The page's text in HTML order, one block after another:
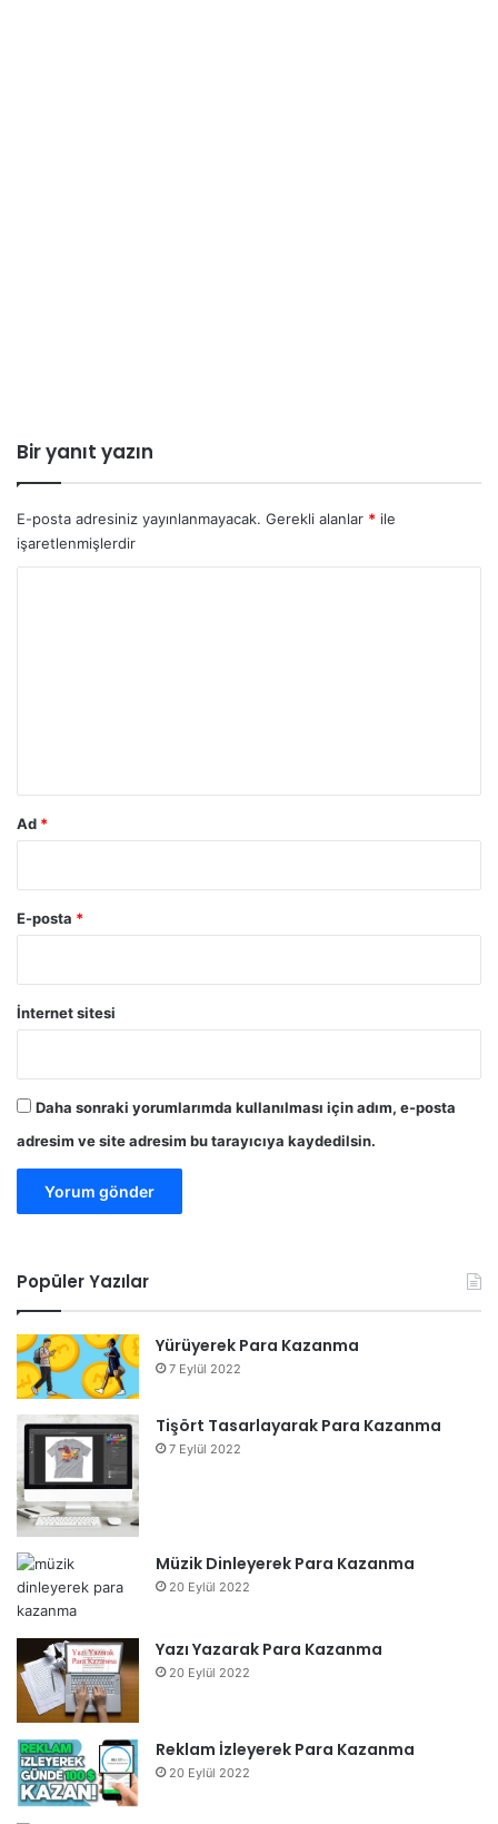
Bir yanıt yazın
E-posta adresiniz yayınlanmayacak. Gerekli alanlar * ile
işaretlenmişlerdir
Ad *
E-posta *
İnternet sitesi
Daha sonraki yorumlarımda kullanılması için adım, e-posta
adresim ve site adresim bu tarayıcıya kaydedilsin.
Popüler Yazılar
Yürüyerek Para Kazanma
7 Eylül 2022
Tişört Tasarlayarak Para Kazanma
7 Eylül 2022
Müzik Dinleyerek Para Kazanma
20 Eylül 2022
Yazı Yazarak Para Kazanma
20 Eylül 2022
Reklam İzleyerek Para Kazanma
20 Eylül 2022